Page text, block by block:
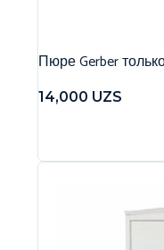
Пюре Gerber
14,000 UZS